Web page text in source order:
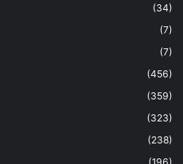
(34)
(7)
(7)
(456)
(359)
(323)
(238)